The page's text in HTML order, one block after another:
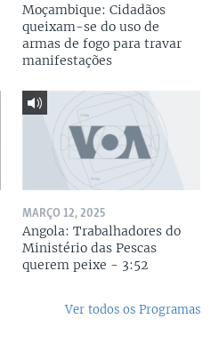
Moçambique: Cidadãos
queixam-se do uso de
armas de fogo para travar
manifestações
MARÇO 12, 2025
Angola: Trabalhadores do
Ministério das Pescas
querem peixe - 3:52
Ver todos os Programas